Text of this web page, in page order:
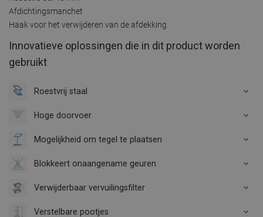
Afdichtingsmanchet
Haak voor het verwijderen van de afdekking
Innovatieve oplossingen die in dit product worden
gebruikt
Roestvrij staal
Hoge doorvoer
Mogelijkheid om tegel te plaatsen
Blokkeert onaangename geuren
Verwijderbaar vervuilingsfilter
Verstelbare pootjes